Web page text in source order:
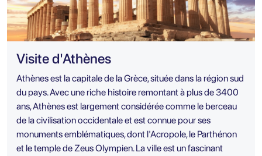
Visite d'Athènes
Athènes est la capitale de la Grèce, située dans la région sud
du pays. Avec une riche histoire remontant à plus de 3400
ans, Athènes est largement considérée comme le berceau
de la civilisation occidentale et est connue pour ses
monuments emblématiques, dont l'Acropole, le Parthénon
et le temple de Zeus Olympien. La ville est un fascinant